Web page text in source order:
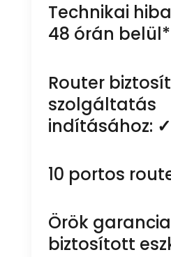
Technikai
48 órán
Router
szolgáltatás
indításához: ✓
10 portos
Örök
biztosított